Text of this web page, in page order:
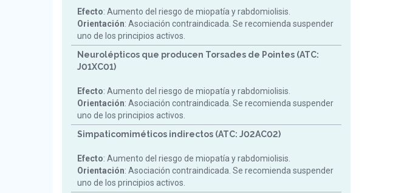
Efecto: Aumento del riesgo de miopatía y rabdomiolisis.
Orientación: Asociación contraindicada. Se recomienda suspender
uno de los principios activos.
Neurolépticos que producen Torsades de Pointes (ATC:
J01XC01)
Efecto: Aumento del riesgo de miopatía y rabdomiolisis.
Orientación: Asociación contraindicada. Se recomienda suspender
uno de los principios activos.
Simpaticomiméticos indirectos (ATC: J02AC02)
Efecto: Aumento del riesgo de miopatía y rabdomiolisis.
Orientación: Asociación contraindicada. Se recomienda suspender
uno de los principios activos.